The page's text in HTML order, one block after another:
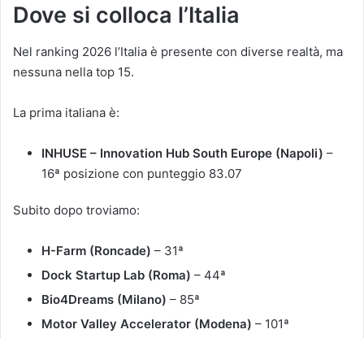
Dove si colloca l’Italia
Nel ranking 2026 l’Italia è presente con diverse realtà, ma
nessuna nella top 15.
La prima italiana è:
INHUSE – Innovation Hub South Europe (Napoli) –
16ª posizione con punteggio 83.07
Subito dopo troviamo:
H-Farm (Roncade) – 31ª
Dock Startup Lab (Roma) – 44ª
Bio4Dreams (Milano) – 85ª
Motor Valley Accelerator (Modena) – 101ª